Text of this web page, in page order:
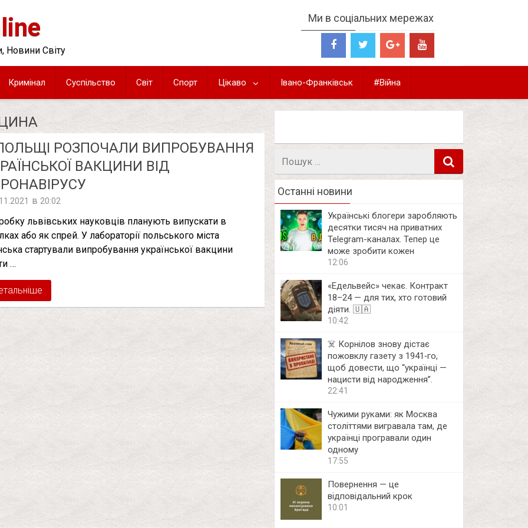
Новини Світу
Ми в соціальних мережах
Кримінал Суспільство Світ Спорт Цікаво Івано-Франківськ #Війна
РОЗПОЧАЛИ ВИПРОБУВАННЯ
ВАКЦИНИ ВІД
в 20:02
львівських науковців планують випускати в
або як спрей. У лабораторії польського міста
стартували випробування української вакцини
…
Останні новини
Українські блогери заробляють
десятки тисяч на приватних
Telegram-каналах. Тепер це
може зробити кожен
12:06
«Едельвейс» чекає. Контракт
18–24 — для тих, хто готовий
діяти. 🇺🇦
10:42
☠️ Корнілов знову дістає
пожовклу газету з 1941‑го,
щоб довести, що “українці —
нацисти від народження”.
22:41
Чужими руками: як Москва
століттями вигравала там, де
українці програвали один
одному
17:55
Повернення — це
відповідальний крок
10:01